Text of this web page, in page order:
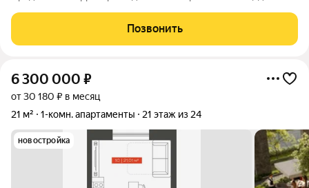
доступности). Подходит под все виды расчётов. Нет
обременения и опеки. Чистая продажа.
Позвонить
6 300 000 ₽
от 30 180 ₽ в месяц
21 м²
1-комн. апартаменты 21 этаж из 24
новостройка